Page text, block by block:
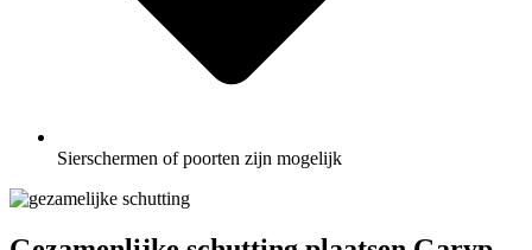
Sierschermen of poorten zijn mogelijk